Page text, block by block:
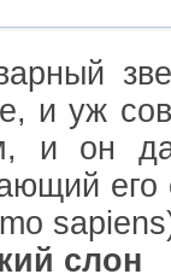
и уж
и он
его
слон